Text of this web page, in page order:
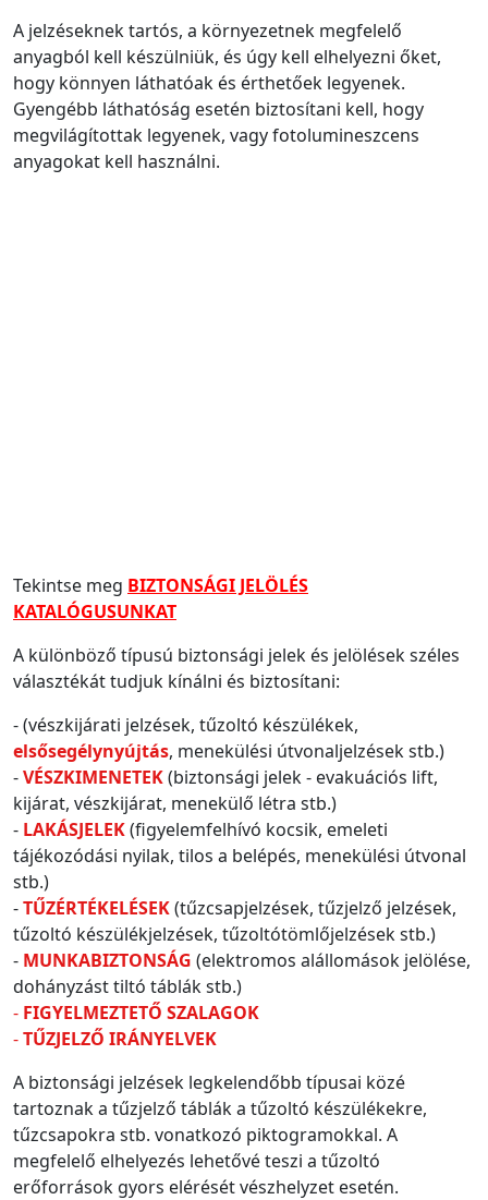
A jelzéseknek tartós, a környezetnek megfelelő
anyagból kell készülniük, és úgy kell elhelyezni őket,
hogy könnyen láthatóak és érthetőek legyenek.
Gyengébb láthatóság esetén biztosítani kell, hogy
megvilágítottak legyenek, vagy fotolumineszcens
anyagokat kell használni.
Tekintse meg BIZTONSÁGI JELÖLÉS
KATALÓGUSUNKAT
A különböző típusú biztonsági jelek és jelölések széles
választékát tudjuk kínálni és biztosítani:
- (vészkijárati jelzések, tűzoltó készülékek,
elsősegélynyújtás, menekülési útvonaljelzések stb.)
-VÉSZKIMENETEK(biztonsági jelek - evakuációs lift,
kijárat, vészkijárat, menekülő létra stb.)
- LAKÁSJELEK(figyelemfelhívó kocsik, emeleti
tájékozódási nyilak, tilos a belépés, menekülési útvonal
stb.)
-TŰZÉRTÉKELÉSEK(tűzcsapjelzések, tűzjelző jelzések,
tűzoltó készülékjelzések, tűzoltótömlőjelzések stb.)
- MUNKABIZTONSÁG (elektromos alállomások jelölése,
dohányzást tiltó táblák stb.)
- FIGYELMEZTETŐ SZALAGOK
-TŰZJELZŐ IRÁNYELVEK
A biztonsági jelzések legkelendőbb típusai közé
tartoznak a tűzjelző táblák a tűzoltó készülékekre,
tűzcsapokra stb. vonatkozó piktogramokkal. A
megfelelő elhelyezés lehetővé teszi a tűzoltó
erőforrások gyors elérését vészhelyzet esetén.